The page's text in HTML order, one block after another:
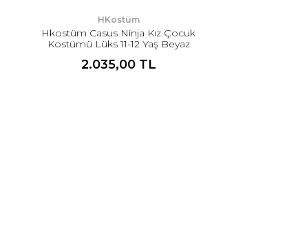
HKostüm
Hkostüm Casus Ninja Kız Çocuk
Kostümü Lüks 11-12 Yaş Beyaz
2.035,00 TL